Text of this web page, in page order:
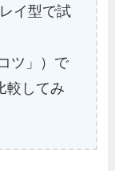
イ型で試
ツ」）で
較してみ